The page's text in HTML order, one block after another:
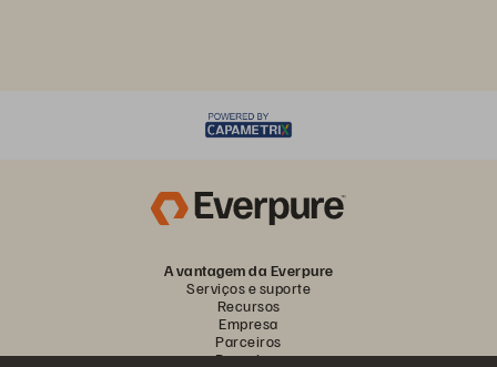
A vantagem da Everpure
Serviços e suporte
Recursos
Empresa
Parceiros
Parceiros